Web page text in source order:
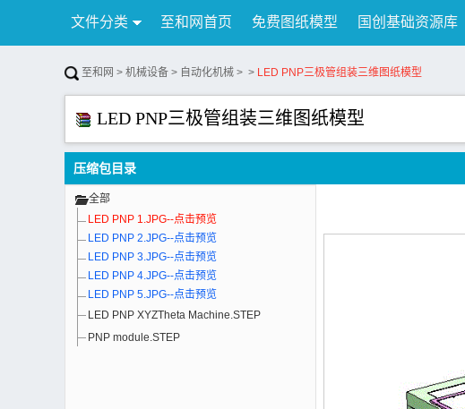
文件分类 至和网首页 免费图纸模型 国创基础资源库
行业资讯 公告 联系我们
至和网 > 机械设备 > 自动化机械 > > LED PNP三极管组装三维图纸模型
LED PNP三极管组装三维图纸模型
压缩包目录
全部
LED PNP 1.JPG--点击预览
LED PNP 2.JPG--点击预览
LED PNP 3.JPG--点击预览
LED PNP 4.JPG--点击预览
LED PNP 5.JPG--点击预览
LED PNP XYZTheta Machine.STEP
PNP module.STEP